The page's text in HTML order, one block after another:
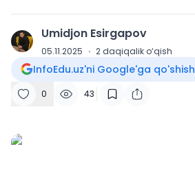
U Umidjon Esirgapov
05.11.2025 · 2 daqiqalik o‘qish
InfoEdu.uz'ni Google'ga qo'shish
0 43